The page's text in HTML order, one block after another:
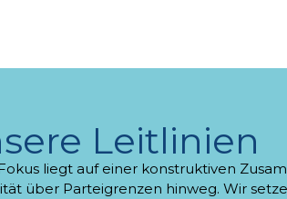
Leitlinien
liegt auf einer konstruktiven
über Parteigrenzen hinweg. Wir